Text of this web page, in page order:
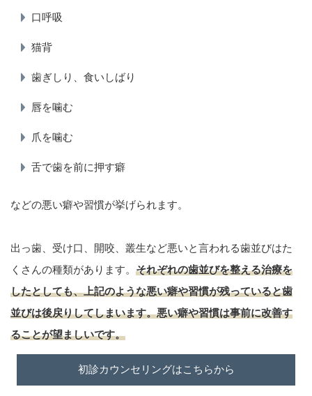
口呼吸
猫背
歯ぎしり、食いしばり
唇を噛む
爪を噛む
舌で歯を前に押す癖
などの悪い癖や習慣が挙げられます。
出っ歯、受け口、開咬、叢生など悪いと言われる歯並びはた
くさんの種類があります。 それぞれの歯並びを整える治療を
したとしても、上記のような悪い癖や習慣が残っていると歯
並びは後戻りしてしまいます。悪い癖や習慣は事前に改善す
ることが望ましいです。
初診カウンセリングはこちらから